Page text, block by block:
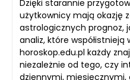
Dzięki starannie
użytkownicy mają okazję
astrologicznych prognoz,
analiz, które
horoskop.edu.pl każdy
niezależnie od tego, czy
dziennymi,